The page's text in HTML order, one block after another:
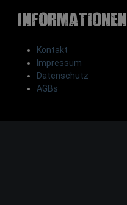
Informationen
Kontakt
Impressum
Datenschutz
AGBs